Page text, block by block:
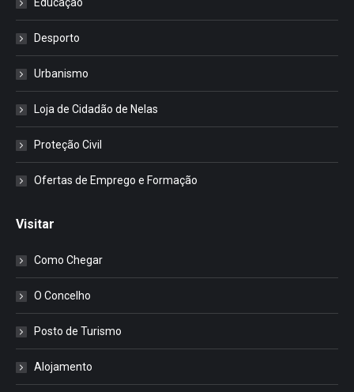
Desporto
Urbanismo
Loja de Cidadão de Nelas
Proteção Civil
Ofertas de Emprego e Formação
Visitar
Como Chegar
O Concelho
Posto de Turismo
Alojamento